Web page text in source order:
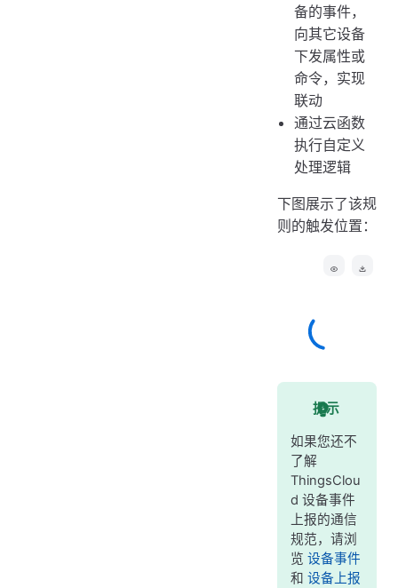
备的事件，
向其它设备
下发属性或
命令，实现
联动
通过云函数
执行自定义
处理逻辑
下图展示了该规
则的触发位置：
提示
如果您还不
了解
ThingsClou
d 设备事件
上报的通信
规范，请浏
览 设备事件
和 设备上报